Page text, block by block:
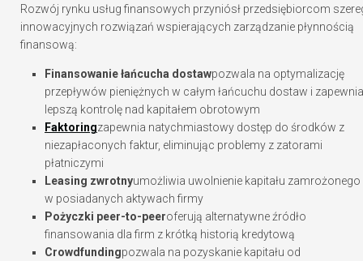
Rozwój rynku usług finansowych przyniósł przedsiębiorcom
innowacyjnych rozwiązań wspierających zarządzanie płynnością
finansową:
Finansowanie łańcucha dostawpozwala na optymalizację
przepływów pieniężnych w całym łańcuchu dostaw i zapewnia
lepszą kontrolę nad kapitałem obrotowym
Faktoringzapewnia natychmiastowy dostęp do środków z
niezapłaconych faktur, eliminując problemy z zatorami
płatniczymi
Leasing zwrotnyumożliwia uwolnienie kapitału zamrożonego
w posiadanych aktywach firmy
Pożyczki peer-to-peeroferują alternatywne źródło
finansowania dla firm z krótką historią kredytową
Crowdfundingpozwala na pozyskanie kapitału od